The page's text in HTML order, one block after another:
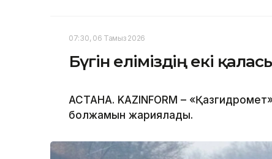
07:30, 06 Тамыз 2026
Бүгін еліміздің екі
АСТАНА. KAZINFORM –
болжамын жариялады.